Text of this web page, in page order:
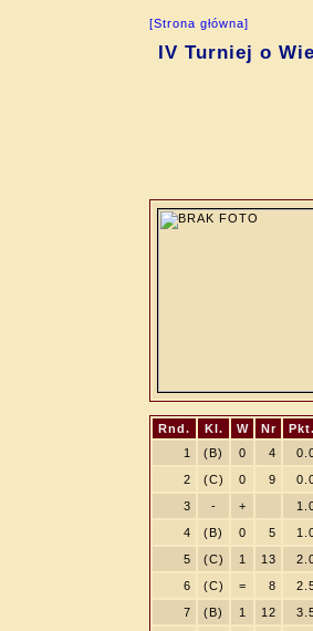
[Strona główna]
IV Turniej o
Rnd. Kl. W Nr Pkt.
1
(B) 0 4
2
(C) 0 9
3
- +
4
(B) 0 5
5
(C) 1 13
6
(C) = 8
7
(B) 1 12